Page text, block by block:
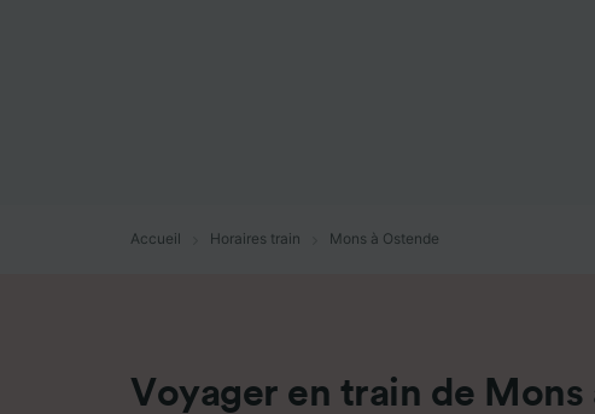
Accueil Horaires train Mons à Ostende
Voyager en train de Mons